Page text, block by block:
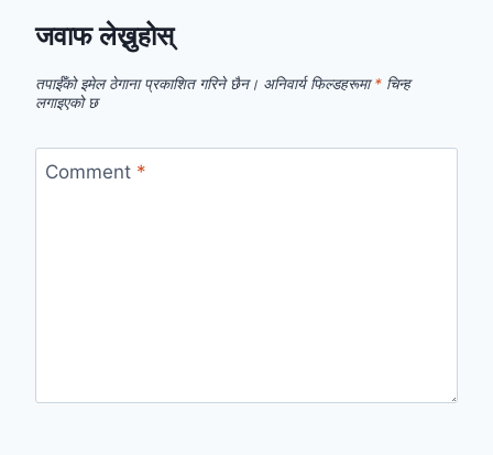
जवाफ लेख्नुहोस्
तपाईँको इमेल ठेगाना प्रकाशित गरिने छैन। अनिवार्य फिल्डहरूमा* चिन्ह
लगाइएको छ
Comment *